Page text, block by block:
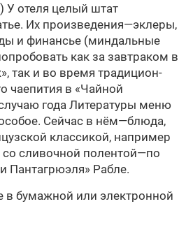
У отеля целый штат
Их произведения—эклеры,
и финансье (миндальные
как за завтраком в
так и во время традицион­
чаепития в «Чайной
года Литературы меню
Сейчас в нём—блюда,
классикой, например
сливочной полентой—по
Пантагрюэля» Рабле.
в бумажной или электронной